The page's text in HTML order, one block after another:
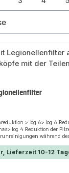
Seite Seite
> log 6> log 6
log 4 Reduktion der
während
leicht austauschbare
Design, leicht austauschbare
Lieferzeit 10-12